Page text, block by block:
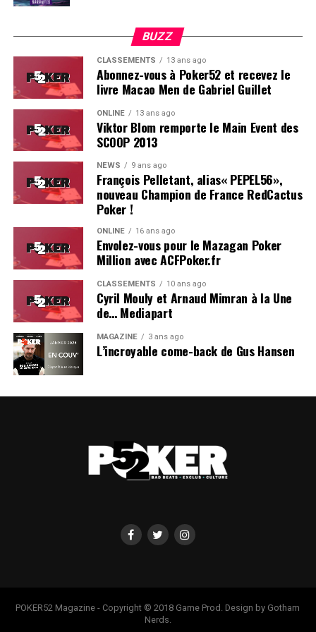
Soleau à gauche, sorti par Logghe au centre
BUZZ
CLASSEMENTS 13 ans ago
Abonnez-vous à Poker52 et recevez le
livre Macao Men de Gabriel Guillet
ONLINE 13 ans ago
Viktor Blom remporte le Main Event des
SCOOP 2013
NEWS 9 ans ago
François Pelletant, alias« PEPEL56»,
nouveau Champion de France RedCactus
Poker !
ONLINE 16 ans ago
Envolez-vous pour le Mazagan Poker
Million avec ACFPoker.fr
CLASSEMENTS 10 ans ago
Cyril Mouly et Arnaud Mimran à la Une
de… Mediapart
MAGAZINE 3 ans ago
L’incroyable come-back de Gus Hansen
POKER52 Magazine - Copyright © 2018 Game Prod. Design by Gotham
Nerds.